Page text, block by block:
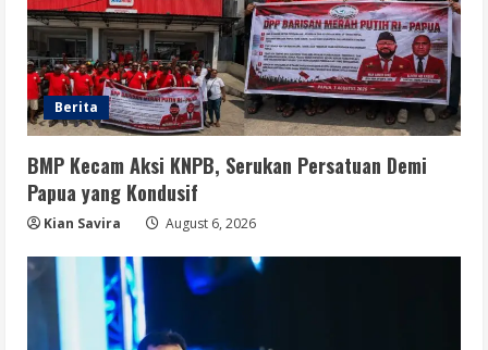
Berita
BMP Kecam Aksi KNPB, Serukan Persatuan Demi
Papua yang Kondusif
Kian Savira August 6, 2026